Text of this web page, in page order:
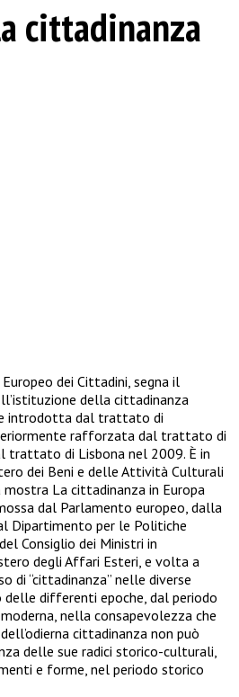
cittadinanza
dei Cittadini, segna il
della cittadinanza
introdotta dal trattato di
rafforzata dal trattato di
trattato di Lisbona nel 2009. È in
dei Beni e delle Attività Culturali
La cittadinanza in Europa
dal Parlamento europeo, dalla
Dipartimento per le Politiche
Consiglio dei Ministri in
degli Affari Esteri, e volta a
di “cittadinanza” nelle diverse
differenti epoche, dal periodo
nella consapevolezza che
cittadinanza non può
delle sue radici storico-culturali,
e forme, nel periodo storico